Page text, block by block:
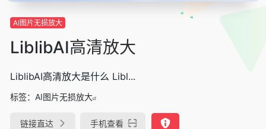
AI图片无损放大
LiblibAI高清放大
LiblibAI高清放大是什么 Libl...
标签： AI图片无损放大
链接直达 手机查看